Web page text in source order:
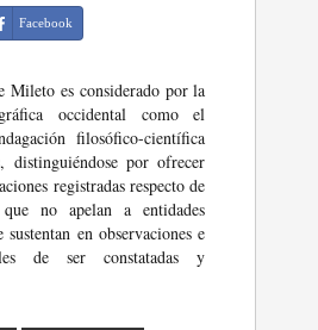
Facebook
Mileto es considerado por la
occidental como el
filosófico-científica
distinguiéndose por ofrecer
registradas respecto de
que no apelan a entidades
en observaciones e
de ser constatadas y